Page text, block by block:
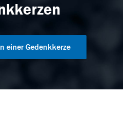
einer Gedenkkerze